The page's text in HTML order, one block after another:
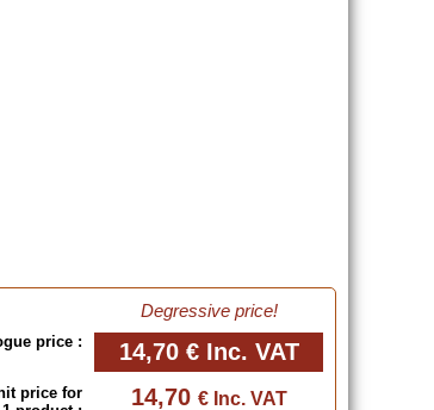
Degressive price!
price : 14,70 € Inc. VAT
price for
14,70 € Inc. VAT